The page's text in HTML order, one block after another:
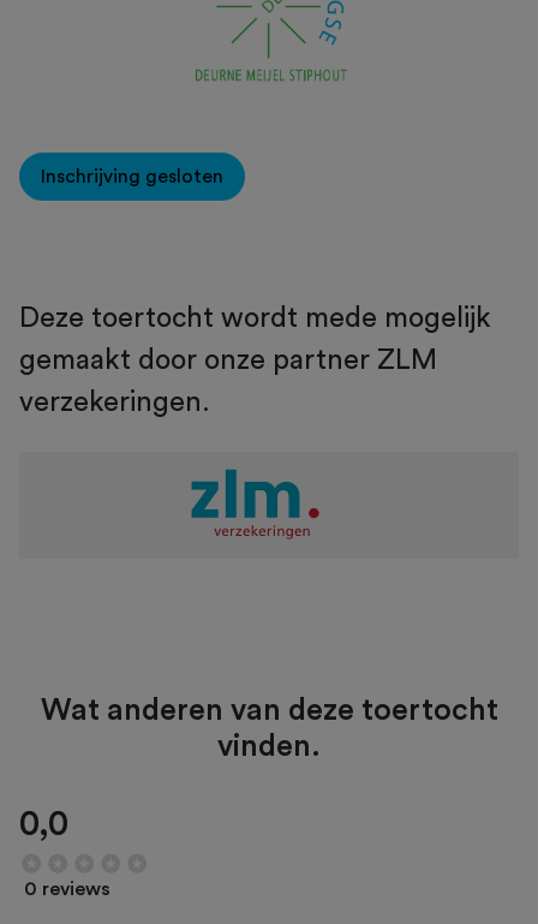
Inschrijving gesloten
Deze toertocht wordt mede mogelijk
gemaakt door onze partner ZLM
verzekeringen.
Wat anderen van deze toertocht
vinden.
0,0
0 reviews